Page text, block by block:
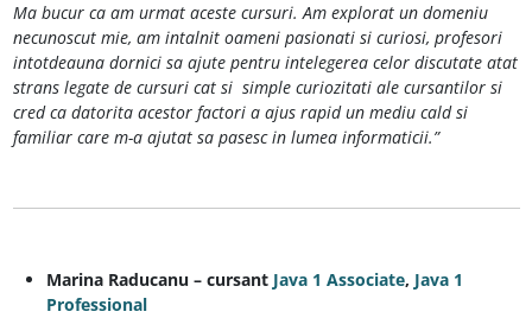
Ma bucur ca am urmat aceste cursuri. Am explorat un domeniu
necunoscut mie, am intalnit oameni pasionati si curiosi, profesori
intotdeauna dornici sa ajute pentru intelegerea celor discutate atat
strans legate de cursuri cat si simple curiozitati ale cursantilor si
cred ca datorita acestor factori a ajus rapid un mediu cald si
familiar care m-a ajutat sa pasesc in lumea informaticii.”
Marina Raducanu – cursant Java 1 Associate, Java 1
Professional